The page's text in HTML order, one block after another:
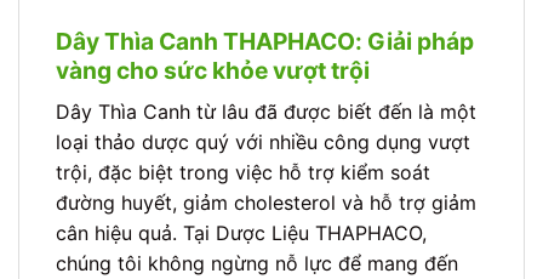
Dây Thìa Canh THAPHACO: Giải pháp
vàng cho sức khỏe vượt trội
Dây Thìa Canh từ lâu đã được biết đến là một
loại thảo dược quý với nhiều công dụng vượt
trội, đặc biệt trong việc hỗ trợ kiểm soát
đường huyết, giảm cholesterol và hỗ trợ giảm
cân hiệu quả. Tại Dược Liệu THAPHACO,
chúng tôi không ngừng nỗ lực để mang đến